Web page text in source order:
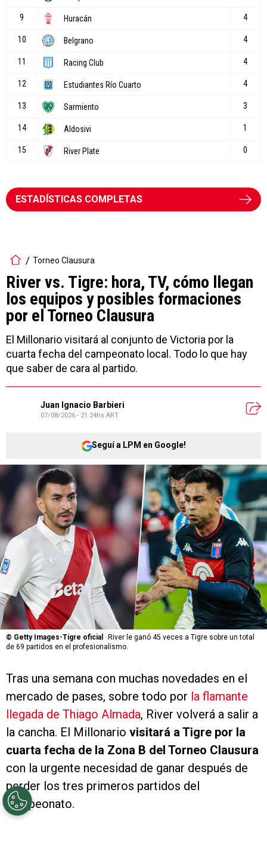
ESTADÍSTICAS COMPLETAS
Torneo Clausura
River vs. Tigre: hora, TV, cómo llegan
los equipos y posibles formaciones
por el Torneo Clausura
El Millonario visitará al conjunto de Victoria por la
cuarta fecha del campeonato local. Todo lo que hay
que saber de cara al partido.
Juan Ignacio Barbieri
07/08/2026 - 21:24hs ART
Seguí a LPM en Google!
© Getty Images-Tigre oficial
River le ganó 45 veces a Tigre sobre un total
de 69 partidos en el profesionalismo.
Tras una semana con muchas novedades en el
mercado de pases, sobre todo por la flamante
llegada de Thiago Almada, River volverá a salir a
la cancha. El Millonario visitará a Tigre por la
cuarta fecha de la Zona B del Torneo Clausura
con la urgente necesidad de ganar después de
perder los tres primeros partidos del
campeonato.